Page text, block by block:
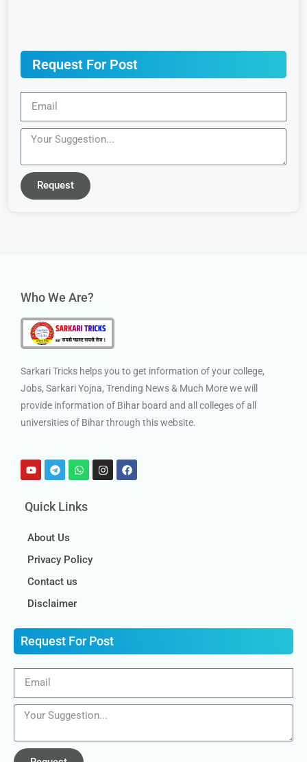
Request For Post
Request
Who We Are?
Sarkari Tricks helps you to get information of your college,
Jobs, Sarkari Yojna, Trending News & Much More we will
provide information of Bihar board and all colleges of all
universities of Bihar through this website.
Quick Links
About Us
Privacy Policy
Contact us
Disclaimer
Request For Post